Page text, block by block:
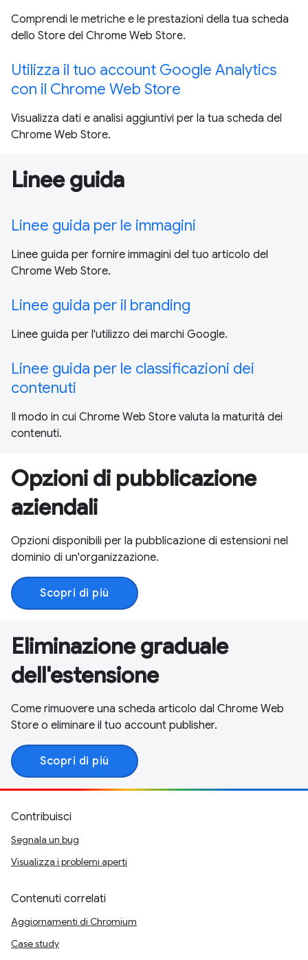
Comprendi le metriche e le prestazioni della tua scheda
dello Store del Chrome Web Store.
Utilizza il tuo account Google Analytics
con il Chrome Web Store
Visualizza dati e analisi aggiuntivi per la tua scheda del
Chrome Web Store.
Linee guida
Linee guida per le immagini
Linee guida per fornire immagini del tuo articolo del
Chrome Web Store.
Linee guida per il branding
Linee guida per l'utilizzo dei marchi Google.
Linee guida per le classificazioni dei
contenuti
Il modo in cui Chrome Web Store valuta la maturità dei
contenuti.
Opzioni di pubblicazione
aziendali
Opzioni disponibili per la pubblicazione di estensioni nel
dominio di un'organizzazione.
Scopri di più
Eliminazione graduale
dell'estensione
Come rimuovere una scheda articolo dal Chrome Web
Store o eliminare il tuo account publisher.
Scopri di più
Contribuisci
Segnala un bug
Visualizza i problemi aperti
Contenuti correlati
Aggiornamenti di Chromium
Case study